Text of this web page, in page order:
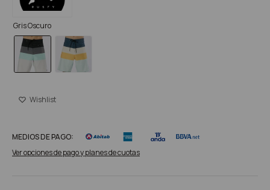
Gris Oscuro
MEDIOS DE PAGO:
Ver opciones de pago y planes de cuotas